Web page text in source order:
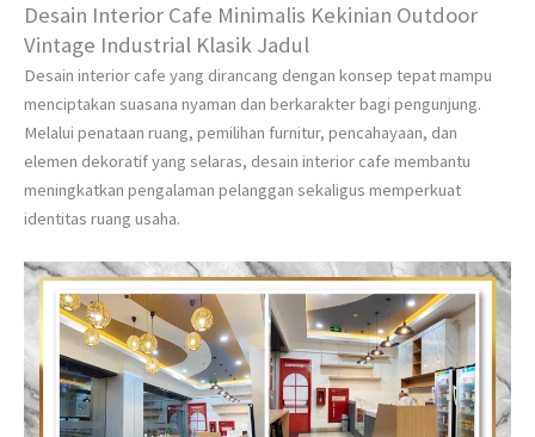
Desain Interior Cafe Minimalis Kekinian Outdoor
Vintage Industrial Klasik Jadul
Desain interior cafe yang dirancang dengan konsep tepat mampu
menciptakan suasana nyaman dan berkarakter bagi pengunjung.
Melalui penataan ruang, pemilihan furnitur, pencahayaan, dan
elemen dekoratif yang selaras, desain interior cafe membantu
meningkatkan pengalaman pelanggan sekaligus memperkuat
identitas ruang usaha.